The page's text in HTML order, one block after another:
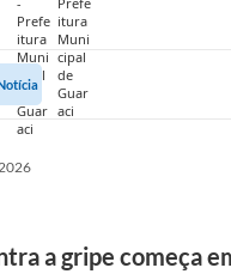
a gripe começa